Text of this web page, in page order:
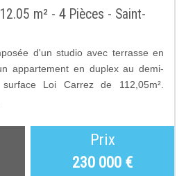
m² - 4 Pièces - Saint-
d'un studio avec terrasse en
appartement en duplex au demi-
Loi Carrez de 112,05m².
Prix
230 000 €